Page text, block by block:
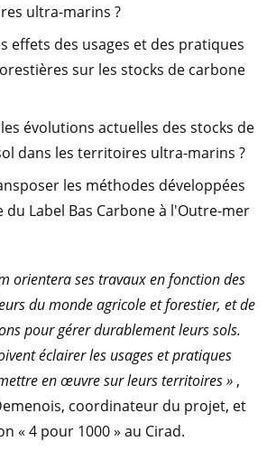
ultra-marins ?
effets des usages et des pratiques
sur les stocks de carbone
évolutions actuelles des stocks de
dans les territoires ultra-marins ?
les méthodes développées
du Label Bas Carbone à l'Outre-mer
orientera ses travaux en fonction des
du monde agricole et forestier, et de
pour gérer durablement leurs sols.
éclairer les usages et pratiques
en œuvre sur leurs territoires » ,
coordinateur du projet, et
« 4 pour 1000 » au Cirad.